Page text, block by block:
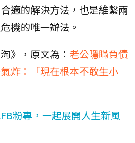
適的解決方法，也是維繫兩
機的唯一辦法。
》，原文為： 老公隱瞞負債
炸：「現在根本不敢生小
粉專，一起展開人生新風